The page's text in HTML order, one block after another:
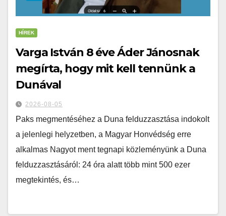
HÍREK
Varga István 8 éve Áder Jánosnak
megírta, hogy mit kell tennünk a
Dunával
2026-08-05
Paks megmentéséhez a Duna felduzzasztása indokolt
a jelenlegi helyzetben, a Magyar Honvédség erre
alkalmas Nagyot ment tegnapi közleményünk a Duna
felduzzasztásáról: 24 óra alatt több mint 500 ezer
megtekintés, és…